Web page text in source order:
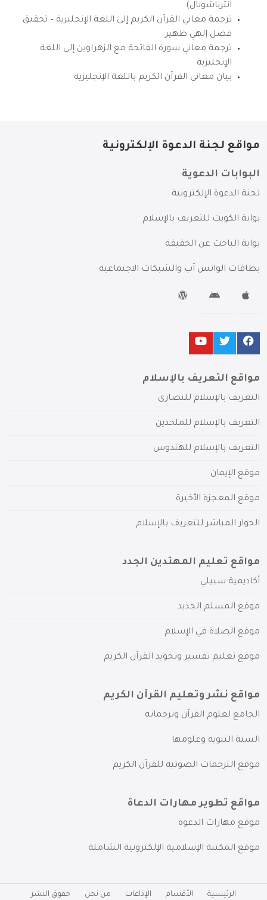
انترناشونال)
ترجمة معاني القرآن الكريم إلى اللغة الإنجليزية – تحقيق
فضل إلهي ظهير
ترجمة معاني سورة الفاتحة مع الزهراوين إلى اللغة
الإنجليزية
بيان معاني القرآن الكريم باللغة الإنجليزية
مواقع لجنة الدعوة الإلكترونية
البوابات الدعوية
لجنة الدعوة الإلكترونية
بوابة الكويت للتعريف بالإسلام
بوابة الباحث عن الحقيقة
بطاقات الواتس آب والشبكات الاجتماعية
مواقع التعريف بالإسلام
التعريف بالإسلام للنصارى
التعريف بالإسلام للملحدين
التعريف بالإسلام للهندوس
موقع الإيمان
موقع المعجزة الأخيرة
الحوار المباشر للتعريف بالإسلام
مواقع تعليم المهتدين الجدد
أكاديمية سبيلي
موقع المسلم الجديد
موقع الصلاة في الإسلام
موقع تعليم تفسير وتجويد القرآن الكريم
مواقع نشر وتعليم القرآن الكريم
الجامع لعلوم القرآن وترجماته
السنة النبوية وعلومها
موقع الترجمات الصوتية للقرآن الكريم
مواقع تطوير مهارات الدعاة
موقع مهارات الدعوة
موقع المكتبة الإسلامية الإلكترونية الشاملة
الرئيسية الأقسام الإذاعات من نحن حقوق النشر